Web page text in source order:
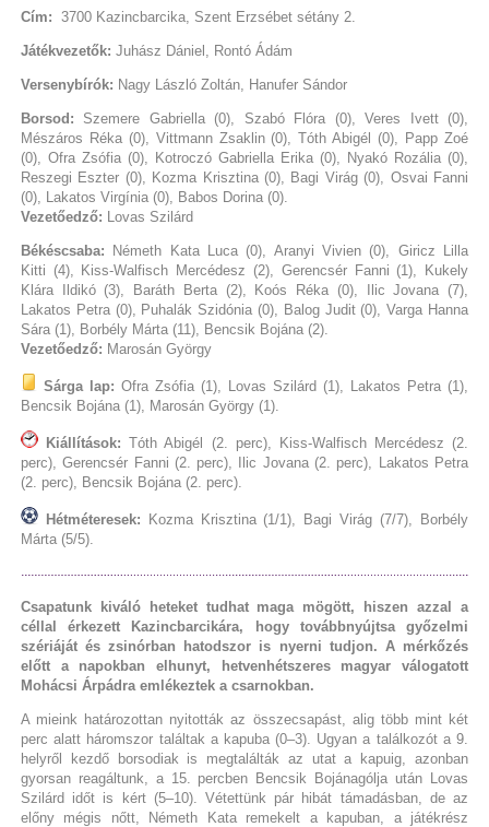
Cím: 3700 Kazincbarcika, Szent Erzsébet sétány 2.
Játékvezetők: Juhász Dániel, Rontó Ádám
Versenybírók: Nagy László Zoltán, Hanufer Sándor
Borsod: Szemere Gabriella (0), Szabó Flóra (0), Veres Ivett (0),
Mészáros Réka (0), Vittmann Zsaklin (0), Tóth Abigél (0), Papp Zoé
(0), Ofra Zsófia (0), Kotroczó Gabriella Erika (0), Nyakó Rozália (0),
Reszegi Eszter (0), Kozma Krisztina (0), Bagi Virág (0), Osvai Fanni
(0), Lakatos Virgínia (0), Babos Dorina (0).
Vezetőedző: Lovas Szilárd
Békéscsaba: Németh Kata Luca (0), Aranyi Vivien (0), Giricz Lilla
Kitti (4), Kiss-Walfisch Mercédesz (2), Gerencsér Fanni (1), Kukely
Klára Ildikó (3), Baráth Berta (2), Koós Réka (0), Ilic Jovana (7),
Lakatos Petra (0), Puhalák Szidónia (0), Balog Judit (0), Varga Hanna
Sára (1), Borbély Márta (11), Bencsik Bojána (2).
Vezetőedző: Marosán György
Sárga lap: Ofra Zsófia (1), Lovas Szilárd (1), Lakatos Petra (1),
Bencsik Bojána (1), Marosán György (1).
Kiállítások:Tóth Abigél (2. perc), Kiss-Walfisch Mercédesz (2.
perc), Gerencsér Fanni (2. perc), Ilic Jovana (2. perc), Lakatos Petra
(2. perc), Bencsik Bojána (2. perc).
Hétméteresek: Kozma Krisztina (1/1), Bagi Virág (7/7), Borbély
Márta (5/5).
Csapatunk kiváló heteket tudhat maga mögött, hiszen azzal a
céllal érkezett Kazincbarcikára, hogy továbbnyújtsa győzelmi
szériáját és zsinórban hatodszor is nyerni tudjon. A mérkőzés
előtt a napokban elhunyt, hetvenhétszeres magyar válogatott
Mohácsi Árpádra emlékeztek a csarnokban.
A mieink határozottan nyitották az összecsapást, alig több mint két
perc alatt háromszor találtak a kapuba (0–3). Ugyan a találkozót a 9.
helyről kezdő borsodiak is megtalálták az utat a kapuig, azonban
gyorsan reagáltunk, a 15. percben Bencsik Bojánagólja után Lovas
Szilárd időt is kért (5–10). Vétettünk pár hibát támadásban, de az
előny mégis nőtt, Németh Kata remekelt a kapuban, a játékrész